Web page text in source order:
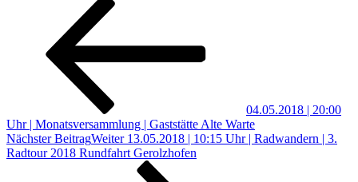
04.05.2018 | 20:00
Uhr | Monatsversammlung | Gaststätte Alte Warte
Nächster BeitragWeiter 13.05.2018 | 10:15 Uhr | Radwandern | 3.
Radtour 2018 Rundfahrt Gerolzhofen